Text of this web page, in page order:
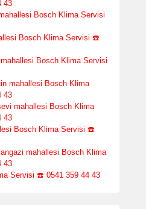
43
Bosch Klima Servisi
Bosch Klima Servisi ☎️
Bosch Klima Servisi
mahallesi Bosch Klima
43
mahallesi Bosch Klima
43
Bosch Klima Servisi ☎️
mahallesi Bosch Klima
43
Servisi ☎️ 0541 359 44 43